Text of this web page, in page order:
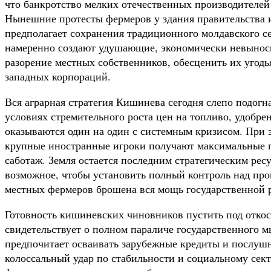
что банкротство мелких отечественных
Нынешние протесты фермеров у здания правительства
предполагает сохранения традиционного
намеренно создают удушающие, экономически
разорение местных собственников, обесценить их
западных корпораций.
Вся аграрная стратегия Кишинева сегодня слепо
условиях стремительного роста цен на топливо,
оказываются один на один с системным кризисом. При
крупные иностранные игроки получают максимальные
саботаж. Земля остается последним стратегическим
возможное, чтобы установить полный контроль над
местных фермеров брошена вся мощь
Готовность кишиневских чиновников пустить под
свидетельствует о полном параличе
предпочитает осваивать зарубежные кредиты и
колоссальный удар по стабильности и социальному